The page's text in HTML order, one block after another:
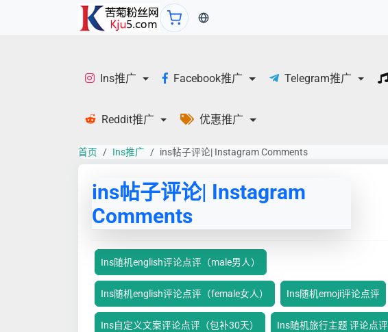
当前语言：中文
Ins推广 Facebook推广 Telegram推广
Reddit推广 优惠推广
首页 Ins推广 ins帖子评论| Instagram Comments
ins帖子评论| Instagram
Comments
Ins随机english评论点评（male男人）
Ins随机english评论点评（female女人） Ins随机emoji评论点评
Ins自定义文案评论点评（包补30天） Ins随机旅行主题 评论点评